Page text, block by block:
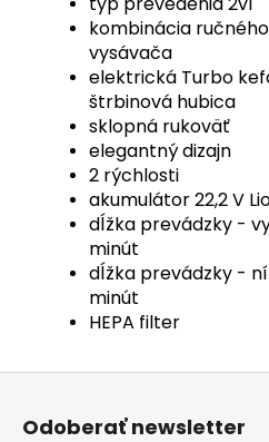
kombinácia
vysávača
elektrická Turbo
štrbinová hubica
sklopná rukoväť
elegantný dizajn
2 rýchlosti
akumulátor 22,2 V
dĺžka prevádzky -
minút
dĺžka prevádzky -
minút
HEPA filter
Z
Odoberať newsletter